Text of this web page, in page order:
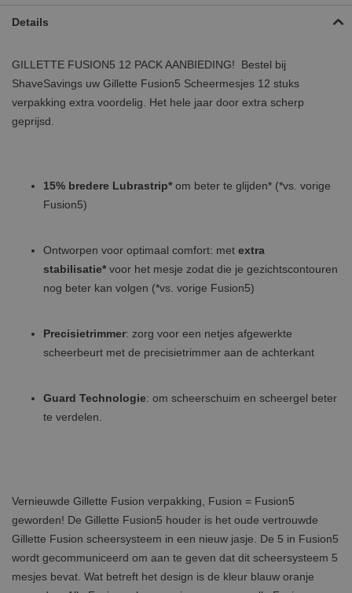
Details
GILLETTE FUSION5 12 PACK AANBIEDING! Bestel bij
ShaveSavings uw Gillette Fusion5 Scheermesjes 12 stuks
verpakking extra voordelig. Het hele jaar door extra scherp
geprijsd.
15% bredere Lubrastrip* om beter te glijden* (*vs. vorige
Fusion5)
Ontworpen voor optimaal comfort: met extra
stabilisatie* voor het mesje zodat die je gezichtscontouren
nog beter kan volgen (*vs. vorige Fusion5)
Precisietrimmer: zorg voor een netjes afgewerkte
scheerbeurt met de precisietrimmer aan de achterkant
Guard Technologie: om scheerschuim en scheergel beter
te verdelen.
Vernieuwde Gillette Fusion verpakking, Fusion = Fusion5
geworden! De Gillette Fusion5 houder is het oude vertrouwde
Gillette Fusion scheersysteem in een nieuw jasje. De 5 in Fusion5
wordt gecommuniceerd om aan te geven dat dit scheersysteem 5
mesjes bevat. Wat betreft het design is de kleur blauw oranje